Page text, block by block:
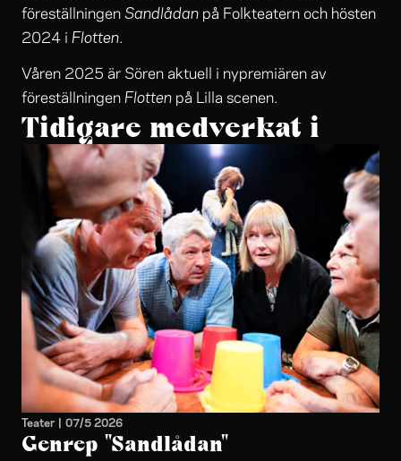
föreställningen Sandlådan på Folkteatern och hösten
2024 i Flotten.
Våren 2025 är Sören aktuell i nypremiären av
föreställningen Flotten på Lilla scenen.
Tidigare medverkat i
Teater | 07/5 2026
Genrep "Sandlådan"